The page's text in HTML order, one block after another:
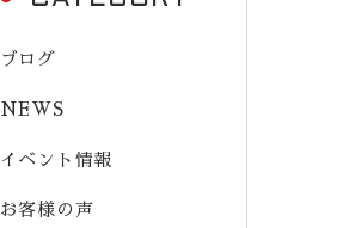
ブログ
NEWS
イベント情報
お客様の声